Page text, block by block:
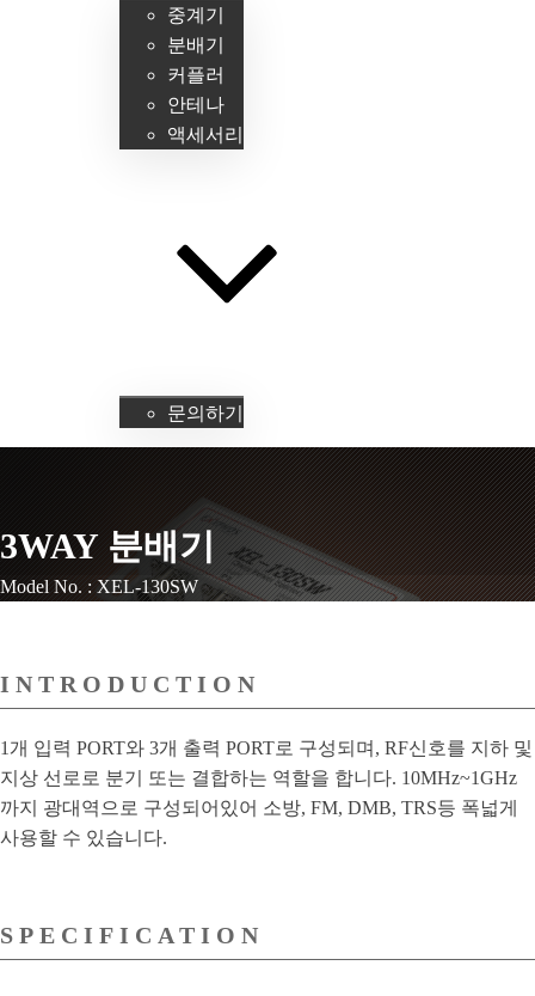
중계기
분배기
커플러
안테나
액세서리
문의하기
3WAY 분배기
Model No. : XEL-130SW
INTRODUCTION
1개 입력 PORT와 3개 출력 PORT로 구성되며, RF신호를 지하 및
지상 선로로 분기 또는 결합하는 역할을 합니다. 10MHz~1GHz
까지 광대역으로 구성되어있어 소방, FM, DMB, TRS등 폭넓게
사용할 수 있습니다.
SPECIFICATION